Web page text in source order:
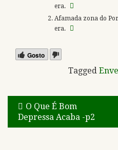
era.
Afamada zona do
era.
Gosto
Tagged
Navegação
de
O Que É Bom
Depressa Acaba -p2